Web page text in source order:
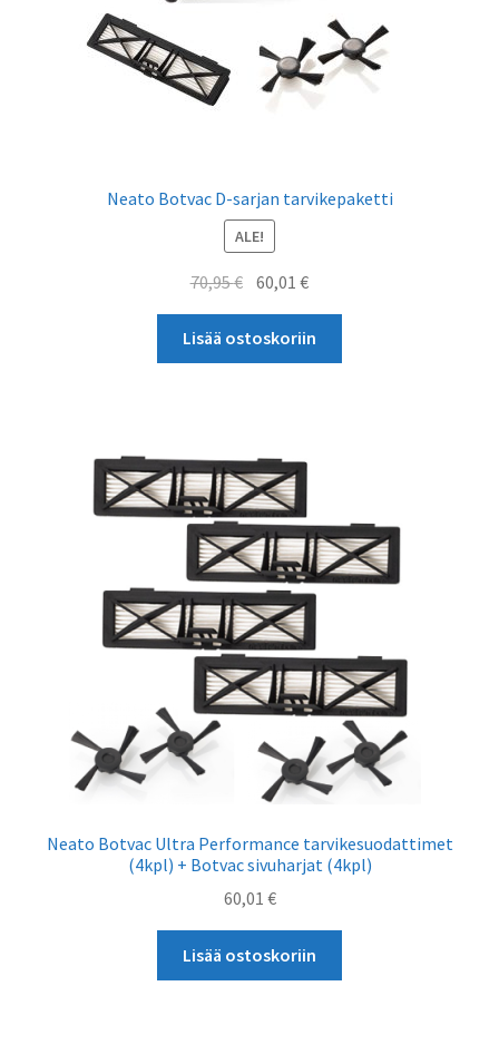
Neato Botvac D-sarjan tarvikepaketti
ALE!
70,95€ Alkuperäinen
oli:
70,95 €.
60,01€Nykyinen
on:
60,01 €.
Lisää ostoskoriin
Neato Botvac Ultra Performance tarvikesuodattimet
(4kpl) + Botvac sivuharjat (4kpl)
60,01 €
Lisää ostoskoriin